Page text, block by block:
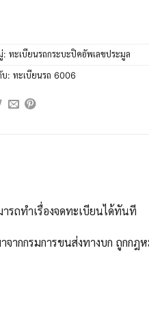
: ทะเบียนรถกระบะปิคอัพเลขประมูล
บ: ทะเบียนรถ 6006
รถทำเรื่องจดทะเบียนได้ทันที
ากกรมการขนส่งทางบก ถูกกฎ